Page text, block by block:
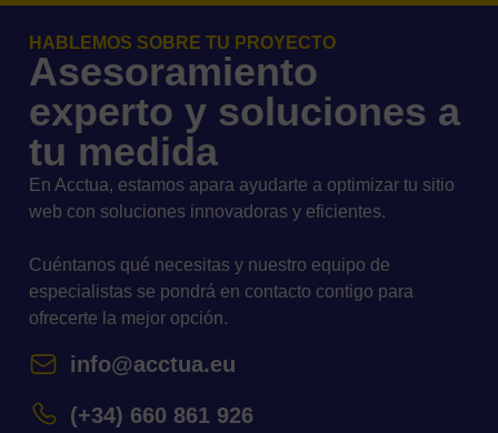
HABLEMOS SOBRE TU PROYECTO
Asesoramiento
experto y soluciones a
tu medida
En Acctua, estamos apara ayudarte a optimizar tu sitio
web con soluciones innovadoras y eficientes.
Cuéntanos qué necesitas y nuestro equipo de
especialistas se pondrá en contacto contigo para
ofrecerte la mejor opción.
info@acctua.eu
(+34) 660 861 926